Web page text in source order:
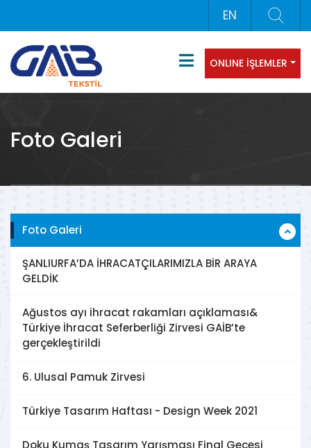
EN
ONLINE İŞLEMLER
Foto Galeri
Foto Galeri
ŞANLIURFA’DA İHRACATÇILARIMIZLA BİR ARAYA
GELDİK
Ağustos ayı ihracat rakamları açıklaması&
Türkiye İhracat Seferberliği Zirvesi GAİB’te
gerçekleştirildi
6. Ulusal Pamuk Zirvesi
Türkiye Tasarım Haftası - Design Week 2021
Doku Kumaş Tasarım Yarışması Final Gecesi